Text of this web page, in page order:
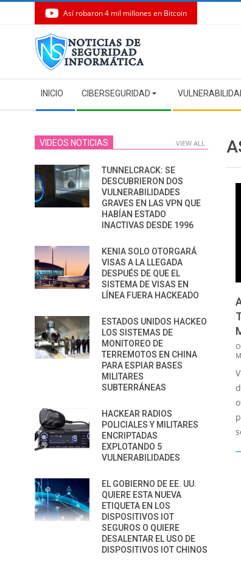
Así robaron 4 mil millones en Bitcoin
Navigation
Menu
INICIO CIBERSEGURIDAD
VIDEOS NOTICIAS VIEW ALL
TUNNELCRACK: SE
DESCUBRIERON DOS
VULNERABILIDADES
GRAVES EN LAS VPN QUE
HABÍAN ESTADO
INACTIVAS DESDE 1996
KENIA SOLO OTORGARÁ
VISAS A LA LLEGADA
DESPUÉS DE QUE EL
SISTEMA DE VISAS EN
LÍNEA FUERA HACKEADO
ESTADOS UNIDOS HACKEO
LOS SISTEMAS DE
MONITOREO DE
TERREMOTOS EN CHINA
PARA ESPIAR BASES
MILITARES
SUBTERRÁNEAS
HACKEAR RADIOS
POLICIALES Y MILITARES
ENCRIPTADAS
EXPLOTANDO 5
VULNERABILIDADES
EL GOBIERNO DE EE. UU.
QUIERE ESTA NUEVA
ETIQUETA EN LOS
DISPOSITIVOS IOT
SEGUROS O QUIERE
DESALENTAR EL USO DE
DISPOSITIVOS IOT CHINOS